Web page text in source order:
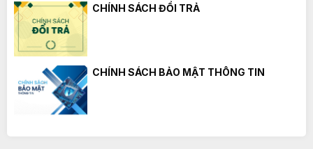
CHÍNH SÁCH ĐỔI TRẢ
CHÍNH SÁCH BẢO MẬT THÔNG TIN